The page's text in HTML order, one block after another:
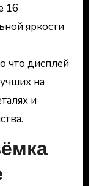
16
яркости
что дисплей
на
и